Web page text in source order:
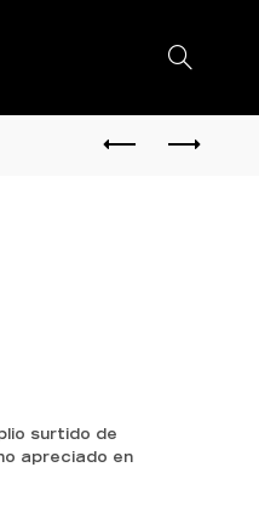
surtido de
apreciado en